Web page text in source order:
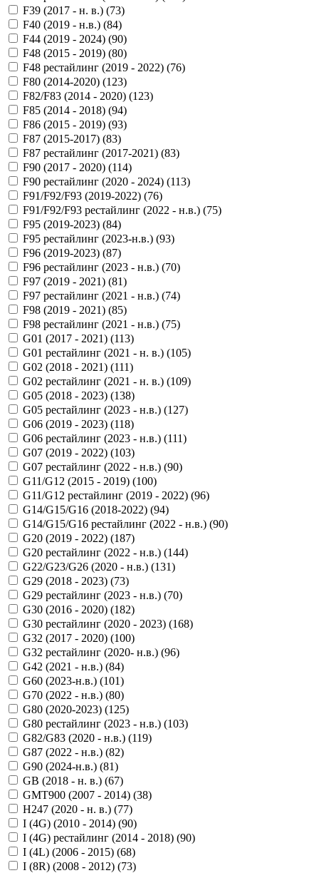
F39 (2017 - н. в.) (73)
F40 (2019 - н.в.) (84)
F44 (2019 - 2024) (90)
F48 (2015 - 2019) (80)
F48 рестайлинг (2019 - 2022) (76)
F80 (2014-2020) (123)
F82/F83 (2014 - 2020) (123)
F85 (2014 - 2018) (94)
F86 (2015 - 2019) (93)
F87 (2015-2017) (83)
F87 рестайлинг (2017-2021) (83)
F90 (2017 - 2020) (114)
F90 рестайлинг (2020 - 2024) (113)
F91/F92/F93 (2019-2022) (76)
F91/F92/F93 рестайлинг (2022 - н.в.) (75)
F95 (2019-2023) (84)
F95 рестайлинг (2023-н.в.) (93)
F96 (2019-2023) (87)
F96 рестайлинг (2023 - н.в.) (70)
F97 (2019 - 2021) (81)
F97 рестайлинг (2021 - н.в.) (74)
F98 (2019 - 2021) (85)
F98 рестайлинг (2021 - н.в.) (75)
G01 (2017 - 2021) (113)
G01 рестайлинг (2021 - н. в.) (105)
G02 (2018 - 2021) (111)
G02 рестайлинг (2021 - н. в.) (109)
G05 (2018 - 2023) (138)
G05 рестайлинг (2023 - н.в.) (127)
G06 (2019 - 2023) (118)
G06 рестайлинг (2023 - н.в.) (111)
G07 (2019 - 2022) (103)
G07 рестайлинг (2022 - н.в.) (90)
G11/G12 (2015 - 2019) (100)
G11/G12 рестайлинг (2019 - 2022) (96)
G14/G15/G16 (2018-2022) (94)
G14/G15/G16 рестайлинг (2022 - н.в.) (90)
G20 (2019 - 2022) (187)
G20 рестайлинг (2022 - н.в.) (144)
G22/G23/G26 (2020 - н.в.) (131)
G29 (2018 - 2023) (73)
G29 рестайлинг (2023 - н.в.) (70)
G30 (2016 - 2020) (182)
G30 рестайлинг (2020 - 2023) (168)
G32 (2017 - 2020) (100)
G32 рестайлинг (2020- н.в.) (96)
G42 (2021 - н.в.) (84)
G60 (2023-н.в.) (101)
G70 (2022 - н.в.) (80)
G80 (2020-2023) (125)
G80 рестайлинг (2023 - н.в.) (103)
G82/G83 (2020 - н.в.) (119)
G87 (2022 - н.в.) (82)
G90 (2024-н.в.) (81)
GB (2018 - н. в.) (67)
GMT900 (2007 - 2014) (38)
H247 (2020 - н. в.) (77)
I (4G) (2010 - 2014) (90)
I (4G) рестайлинг (2014 - 2018) (90)
I (4L) (2006 - 2015) (68)
I (8R) (2008 - 2012) (73)